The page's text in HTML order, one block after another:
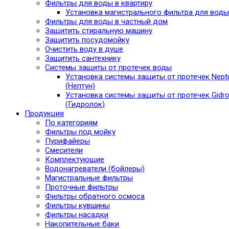
Фильтры для воды в квартиру
Установка магистрального фильтра для воды
Фильтры для воды в частный дом
Защитить стиральную машину
Защитить посудомойку
Очистить воду в душе
Защитить сантехнику
Системы защиты от протечек воды
Установка системы защиты от протечек
(Нептун)
Установка системы защиты от протечек
(Гидролок)
Продукция
По категориям
Фильтры под мойку
Пурифайеры
Смесители
Комплектующие
Водонагреватели (бойлеры)
Магистральные фильтры
Проточные фильтры
Фильтры обратного осмоса
Фильтры кувшины
Фильтры насадки
Накопительные баки